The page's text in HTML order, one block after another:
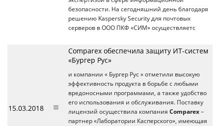
безопасности. На сегодняшний день благодаря
решению Kaspersky Security для почтовых
серверов в ООО ПКФ «СИМ» осуществляетс
15.03.2018
Comparex обеспечила защиту ИТ-систем
«Бургер Рус»
и компании « Бургер Рус » отметили высокую
эффективность продукта в борьбе с любыми
вредоносными программами, а также удобство
его использования и обслуживания. Поставку
лицензий осуществила компания Comparex –
партнер «Лаборатории Касперского», имеющая